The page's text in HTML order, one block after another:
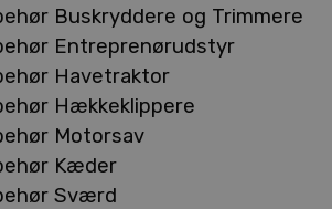
Buskryddere og Trimmere
Entreprenørudstyr
Havetraktor
Hækkeklippere
Motorsav
Kæder
Sværd